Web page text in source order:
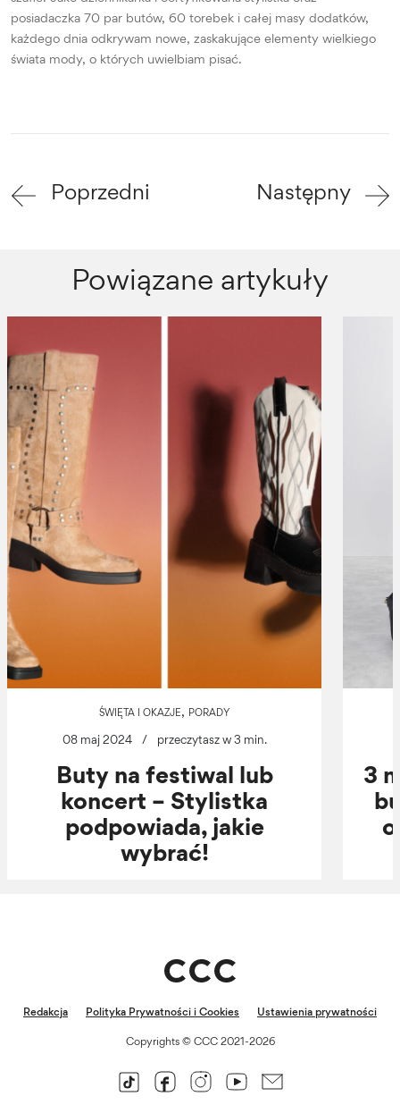
posiadaczka 70 par butów, 60 torebek i całej masy dodatków,
każdego dnia odkrywam nowe, zaskakujące elementy wielkiego
świata mody, o których uwielbiam pisać.
Poprzedni Następny
Powiązane artykuły
ŚWIĘTA I OKAZJE, PORADY
08 maj 2024 / przeczytasz w 3 min.
Buty na festiwal lub
koncert – Stylistka
podpowiada, jakie
wybrać!
3
Redakcja Polityka Prywatności i Cookies Ustawienia prywatności
Copyrights © CCC 2021-2026